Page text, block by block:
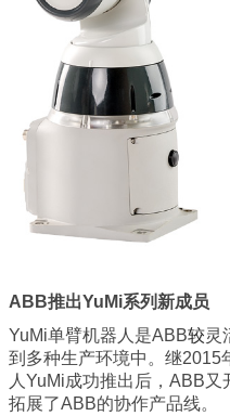
ABB推出YuMi系列新成员
YuMi单臂机器人是ABB较灵
到多种生产环境中。继2015
人YuMi成功推出后，ABB
拓展了ABB的协作产品线。